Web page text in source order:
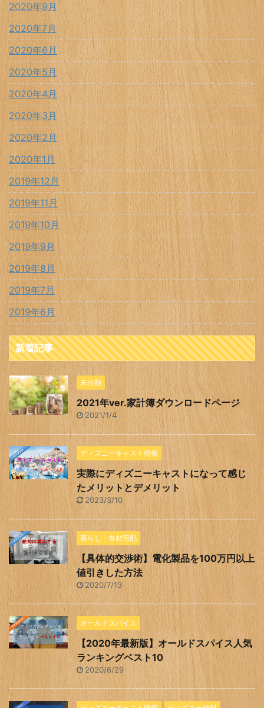
2020年9月
2020年7月
2020年6月
2020年5月
2020年4月
2020年3月
2020年2月
2020年1月
2019年12月
2019年11月
2019年10月
2019年9月
2019年8月
2019年7月
2019年6月
新着記事
未分類
2021年ver.家計簿ダウンロードページ
2021/1/4
ディズニーキャスト情報
実際にディズニーキャストになって感じ
たメリットとデメリット
2023/3/10
暮らし・食材宅配
【具体的交渉術】電化製品を100万円以上
値引きした方法
2020/7/13
オールドスパイス
【2020年最新版】オールドスパイス人気
ランキングベスト10
2020/6/29